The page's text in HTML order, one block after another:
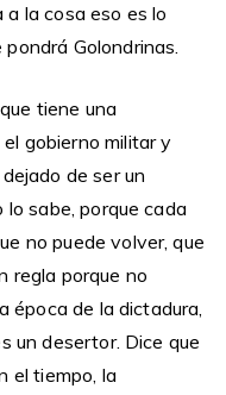
la cosa eso es lo
Golondrinas.
tiene una
gobierno militar y
de ser un
lo sabe, porque cada
no puede volver, que
regla porque no
época de la dictadura,
un desertor. Dice que
el tiempo, la